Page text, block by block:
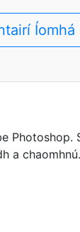
a